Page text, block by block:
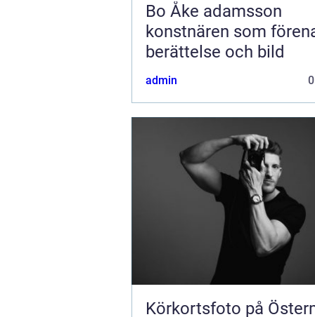
Bo Åke adamsson
konstnären som
berättelse och bild
admin
Körkortsfoto på